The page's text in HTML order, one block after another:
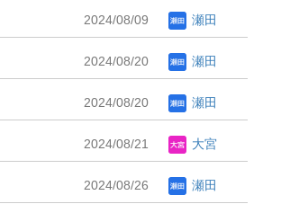
2024/08/09 瀬田
2024/08/20 瀬田
2024/08/20 瀬田
2024/08/21 大宮
2024/08/26 瀬田